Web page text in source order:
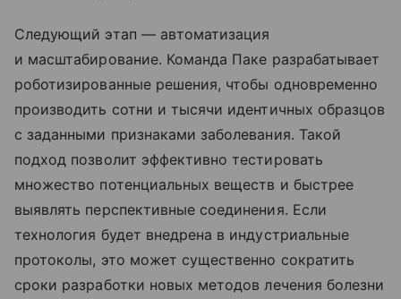
Следующий этап — автоматизация
и масштабирование. Команда Паке разрабатывает
роботизированные решения, чтобы одновременно
производить сотни и тысячи идентичных образцов
с заданными признаками заболевания. Такой
подход позволит эффективно тестировать
множество потенциальных веществ и быстрее
выявлять перспективные соединения. Если
технология будет внедрена в индустриальные
протоколы, это может существенно сократить
сроки разработки новых методов лечения болезни